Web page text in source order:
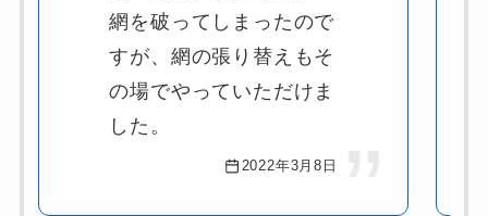
網を破ってしまったので
すが、網の張り替えもそ
の場でやっていただけま
した。
2022年3月8日